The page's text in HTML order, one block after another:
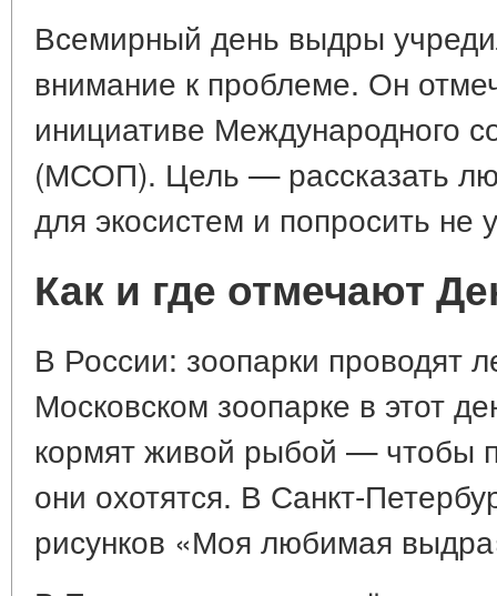
Всемирный день выдры
внимание к проблеме. Он
инициативе Международного
(МСОП). Цель — рассказать
для экосистем и попросить не
Как и где отмечают
В России: зоопарки проводят
Московском зоопарке в этот
кормят живой рыбой — чтобы
они охотятся. В Санкт-
рисунков «Моя любимая